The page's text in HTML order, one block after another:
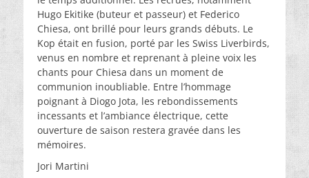
Hugo Ekitike (buteur et passeur) et Federico
Chiesa, ont brillé pour leurs grands débuts. Le
Kop était en fusion, porté par les Swiss Liverbirds,
venus en nombre et reprenant à pleine voix les
chants pour Chiesa dans un moment de
communion inoubliable. Entre l’hommage
poignant à Diogo Jota, les rebondissements
incessants et l’ambiance électrique, cette
ouverture de saison restera gravée dans les
mémoires.
Jori Martini